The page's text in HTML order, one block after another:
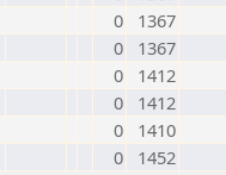
0
1367
0
1367
0
1412
0
1412
0
1410
0 1452